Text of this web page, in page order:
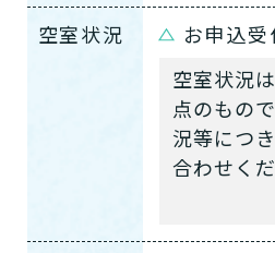
空室状況
お申込受
空室状況
点のもの
況等につ
合わせくだ